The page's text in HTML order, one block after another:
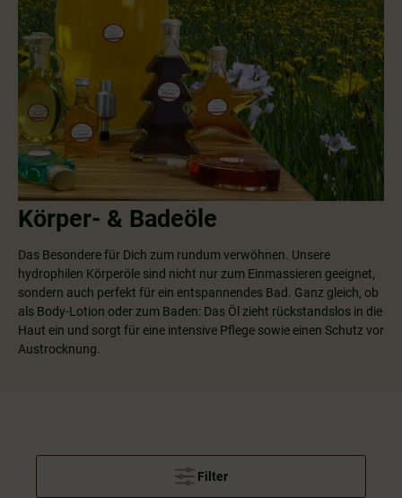
Körper- & Badeöle
Das Besondere für Dich zum rundum verwöhnen. Unsere
hydrophilen Körperöle sind nicht nur zum Einmassieren geeignet,
sondern auch perfekt für ein entspannendes Bad. Ganz gleich, ob
als Body-Lotion oder zum Baden: Das Öl zieht rückstandslos in die
Haut ein und sorgt für eine intensive Pflege sowie einen Schutz vor
Austrocknung.
Filter